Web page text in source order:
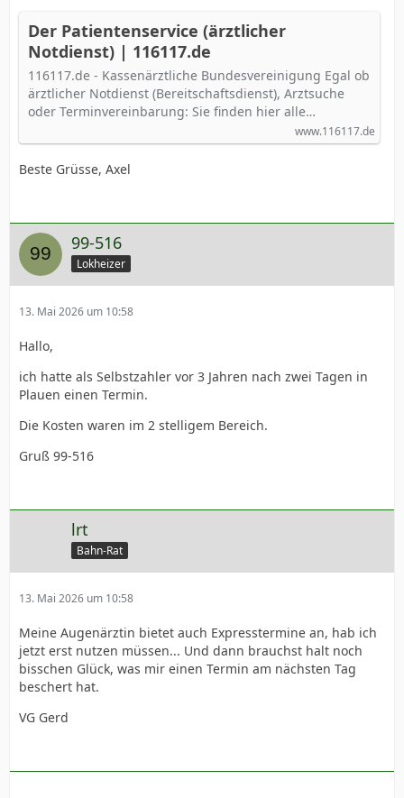
Der Patientenservice (ärztlicher
Notdienst) | 116117.de
116117.de - Kassenärztliche Bundesvereinigung Egal ob
ärztlicher Notdienst (Bereitschaftsdienst), Arztsuche
oder Terminvereinbarung: Sie finden hier alle…
www.116117.de
Beste Grüsse, Axel
99-516
Lokheizer
13. Mai 2026 um 10:58
Hallo,
ich hatte als Selbstzahler vor 3 Jahren nach zwei Tagen in
Plauen einen Termin.
Die Kosten waren im 2 stelligem Bereich.
Gruß 99-516
lrt
Bahn-Rat
13. Mai 2026 um 10:58
Meine Augenärztin bietet auch Expresstermine an, hab ich
jetzt erst nutzen müssen... Und dann brauchst halt noch
bisschen Glück, was mir einen Termin am nächsten Tag
beschert hat.
VG Gerd